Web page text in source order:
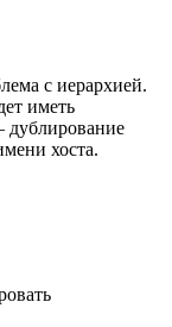
с иерархией.
иметь
дублирование
хоста.